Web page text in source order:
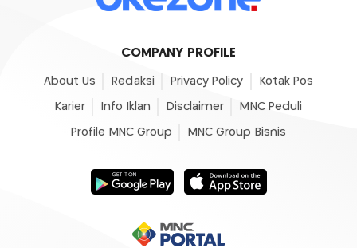
COMPANY PROFILE
About Us Redaksi Privacy Policy Kotak Pos
Karier Info Iklan Disclaimer MNC Peduli
Profile MNC Group MNC Group Bisnis